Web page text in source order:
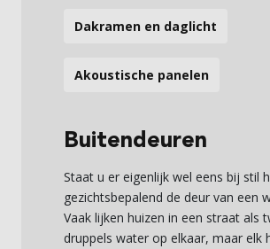
Dakramen en daglicht
Akoustische panelen
Buitendeuren
Staat u er eigenlijk wel eens bij stil
gezichtsbepalend de deur van een
Vaak lijken huizen in een straat als
druppels water op elkaar, maar elk